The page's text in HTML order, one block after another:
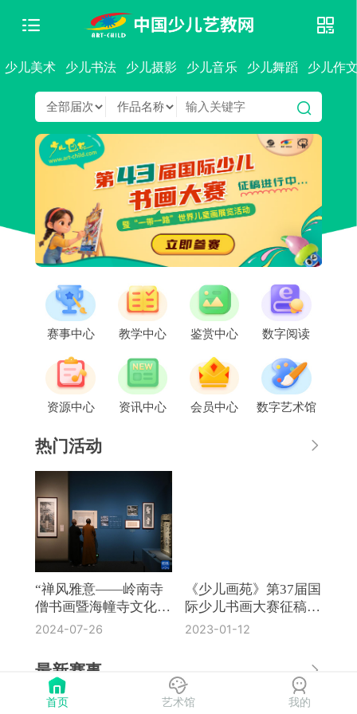
少儿美术 少儿书法 少儿摄影 少儿音乐 少儿舞蹈 少儿作
赛事中心 教学中心 鉴赏中心 数字阅读
资源中心 资讯中心 会员中心 数字艺术馆
热门活动
“禅风雅意——岭南寺
僧书画暨海幢寺文化
展”在国博开幕
2024-07-26
《少儿画苑》第37届国
际少儿书画大赛征稿通
知
2023-01-12
最新赛事
《奔流·小作家》第8届全国中
首页 艺术馆 我的